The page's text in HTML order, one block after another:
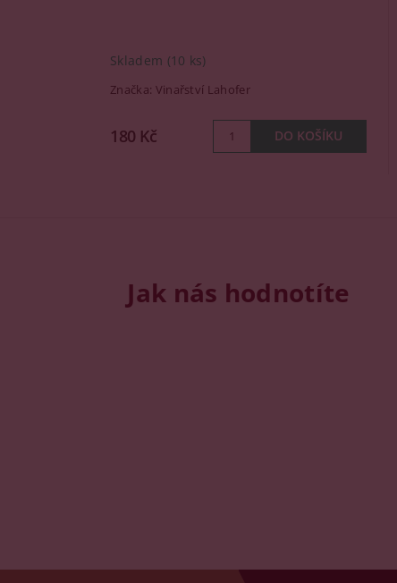
Skladem (10 ks)
Značka: Vinařství Lahofer
180 Kč
Jak nás hodnotíte